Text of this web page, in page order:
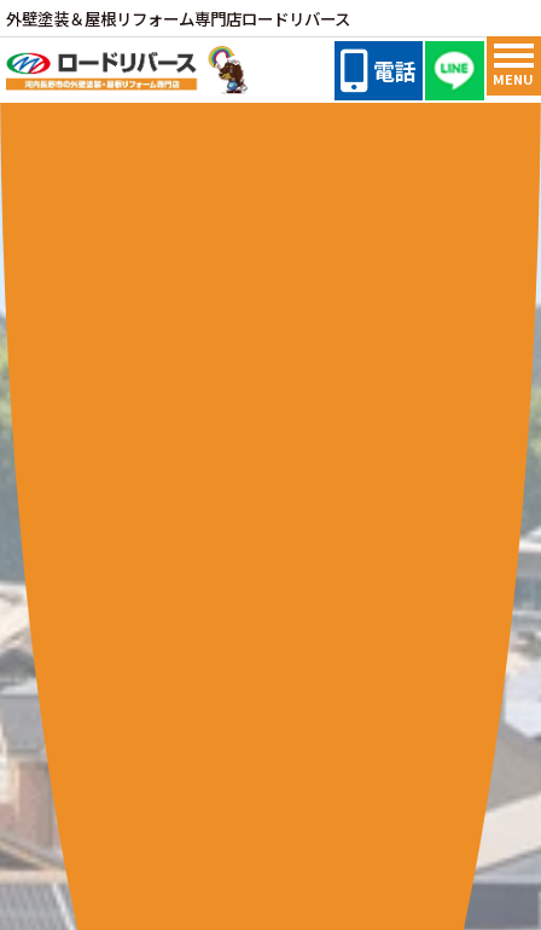
外壁塗装＆屋根リフォーム専門店ロードリバース
電話 MENU